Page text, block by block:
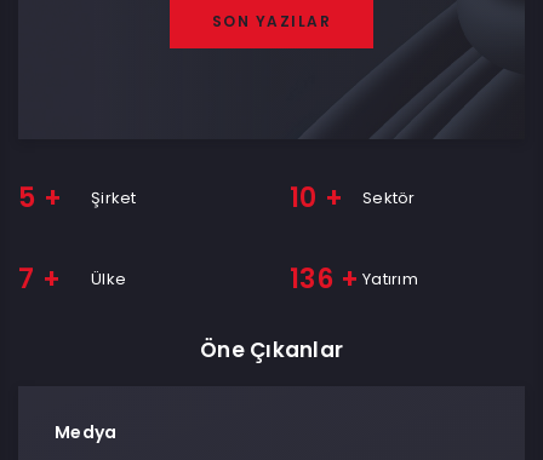
SON YAZILAR
5 + Şirket 10 + Sektör
7 + Ülke 136 + Yatırım
Öne Çıkanlar
Medya